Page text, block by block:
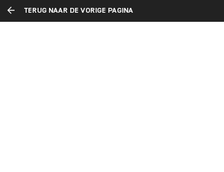
TERUG NAAR DE VORIGE PAGINA